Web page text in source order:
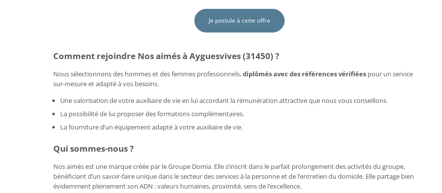
Je postule à cette offre
Comment rejoindre Nos aimés à Ayguesvives (31450) ?
Nous sélectionnons des hommes et des femmes professionnels,diplômés avec des références vérifiées pour un service
sur-mesure et adapté à vos besoins.
Une valorisation de votre auxiliaire de vie en lui accordant la rémunération attractive que nous vous conseillons.
La possibilité de lui proposer des formations complémentaires.
La fourniture d’un équipement adapté à votre auxiliaire de vie.
Qui sommes-nous ?
Nos aimés est une marque créée par le Groupe Domia. Elle s’inscrit dans le parfait prolongement des activités du groupe,
bénéficiant d’un savoir-faire unique dans le secteur des services à la personne et de l’entretien du domicile. Elle partage bien
évidemment pleinement son ADN : valeurs humaines, proximité, sens de l’excellence.